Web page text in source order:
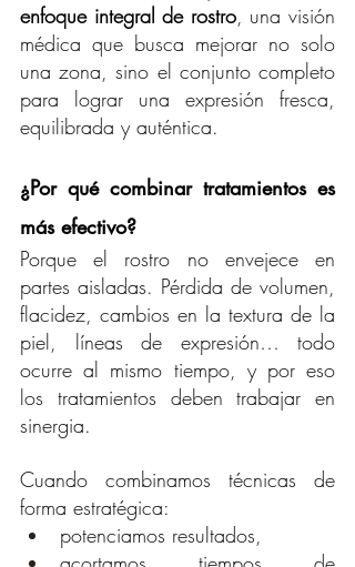
enfoque integral de rostro, una visión
médica que busca mejorar no solo
una zona, sino el conjunto completo
para lograr una expresión fresca,
equilibrada y auténtica.
¿Por qué combinar tratamientos es
más efectivo?
Porque el rostro no envejece en
partes aisladas. Pérdida de volumen,
flacidez, cambios en la textura de la
piel, líneas de expresión… todo
ocurre al mismo tiempo, y por eso
los tratamientos deben trabajar en
sinergia.
Cuando combinamos técnicas de
forma estratégica:
potenciamos resultados,